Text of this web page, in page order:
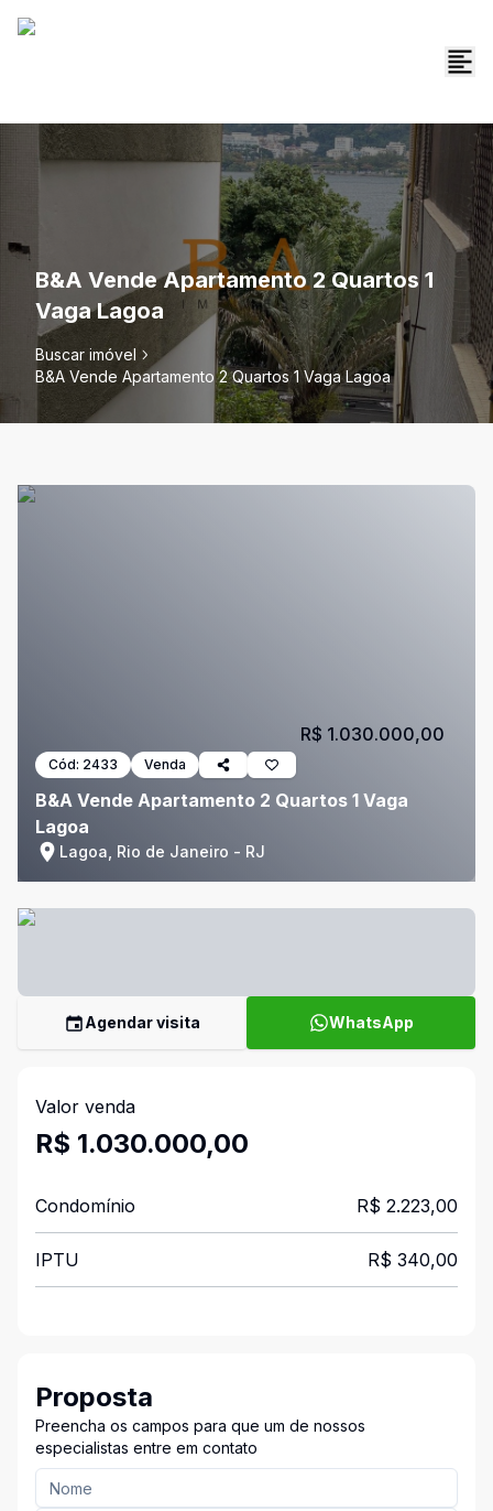
B&A Vende Apartamento 2 Quartos 1
Vaga Lagoa
Buscar imóvel
B&A Vende Apartamento 2 Quartos 1 Vaga Lagoa
Cód: 2433 Venda
B&A Vende Apartamento 2 Quartos 1 Vaga
Lagoa
Lagoa, Rio de Janeiro - RJ
R$ 1.030.000,00
Agendar visita WhatsApp
Valor venda
R$ 1.030.000,00
Condomínio R$ 2.223,00
IPTU R$ 340,00
Proposta
Preencha os campos para que um de nossos
especialistas entre em contato